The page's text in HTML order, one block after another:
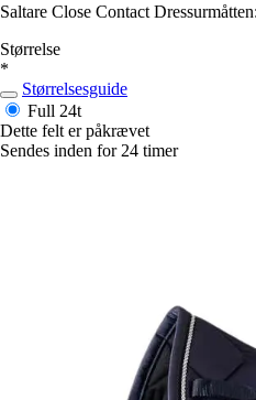
Saltare Close Contact
Størrelse
*
Størrelsesguide
Full 24t
Dette felt er påkrævet
Sendes inden for 24 timer